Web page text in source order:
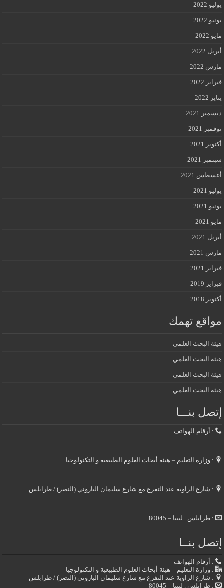
يوليو 2022
يونيو 2022
مايو 2022
أبريل 2022
مارس 2022
فبراير 2022
يناير 2022
ديسمبر 2021
نوفمبر 2021
أكتوبر 2021
سبتمبر 2021
أغسطس 2021
يوليو 2021
يونيو 2021
مايو 2021
أبريل 2021
مارس 2021
فبراير 2021
فبراير 2019
أكتوبر 2018
مواقع تهمك
هيئة البحث العلمي
هيئة البحث العلمي
هيئة البحث العلمي
هيئة البحث العلمي
إتصل بنـــا
: أرقام الهواتف
: وزارة التعليم – هيئة أبحاث العلوم الطبيعية و التكنولوجيا
: شارع الزاوية عند التفرع مع شارع سليمان الباروني (النصر) / طرابلس
: طرابلس . ليبيا – 80045
إتصل بنــا
: أرقام الهواتف
: وزارة التعليم – هيئة أبحاث العلوم الطبيعية و التكنولوجيا
: شارع الزاوية عند التفرع مع شارع سليمان الباروني (النصر) / طرابلس
: طرابلس . ليبيا – 80045